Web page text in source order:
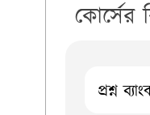
কোর্সের
প্রশ্ন